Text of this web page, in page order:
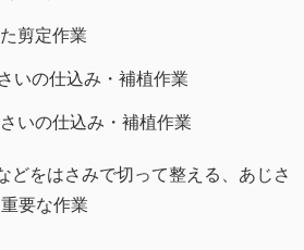
剪定作業
いの仕込み・補植作業
いの仕込み・補植作業
どをはさみで切って整える、あじさ
要な作業